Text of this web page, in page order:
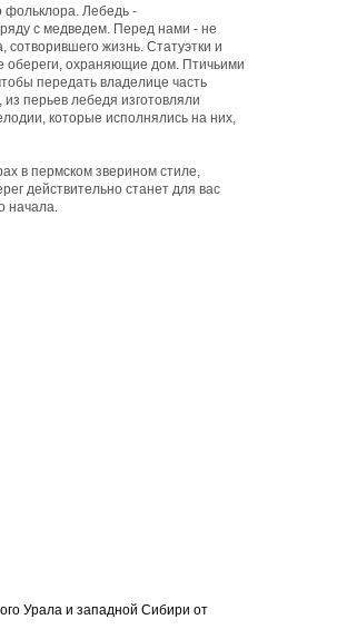
фольклора. Лебедь -
с медведем. Перед нами - не
сотворившего жизнь. Статуэтки и
обереги, охраняющие дом. Птичьими
передать владелице часть
перьев лебедя изготовляли
которые исполнялись на них,
в пермском зверином стиле,
действительно станет для вас
начала.
Урала и западной Сибири от